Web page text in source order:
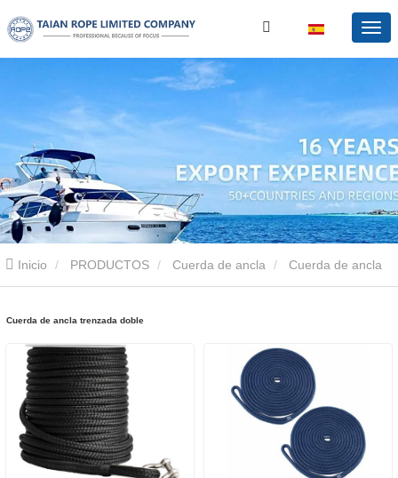
Inicio PRODUCTOS Cuerda de ancla
Cuerda de ancla trenzada doble